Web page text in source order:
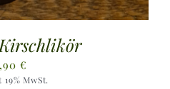
€
MwSt.